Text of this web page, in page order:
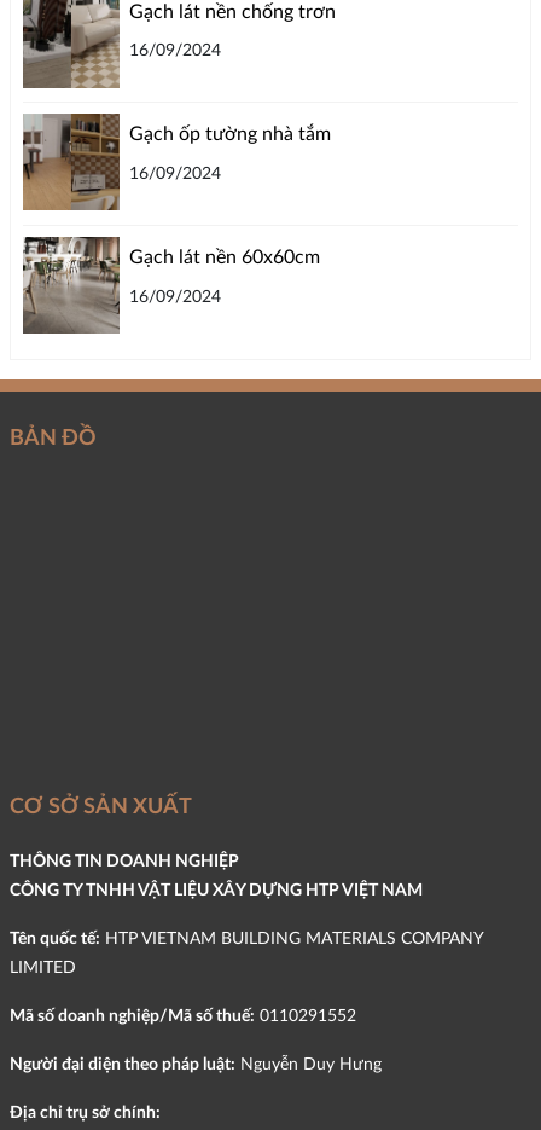
Gạch lát nền chống trơn
16/09/2024
Gạch ốp tường nhà tắm
16/09/2024
Gạch lát nền 60x60cm
16/09/2024
BẢN ĐỒ
CƠ SỞ SẢN XUẤT
THÔNG TIN DOANH NGHIỆP
CÔNG TY TNHH VẬT LIỆU XÂY DỰNG HTP VIỆT NAM
Tên quốc tế: HTP VIETNAM BUILDING MATERIALS COMPANY
LIMITED
Mã số doanh nghiệp/Mã số thuế: 0110291552
Người đại diện theo pháp luật: Nguyễn Duy Hưng
Địa chỉ trụ sở chính: